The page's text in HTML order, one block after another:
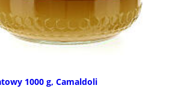
1000 g, Camaldoli